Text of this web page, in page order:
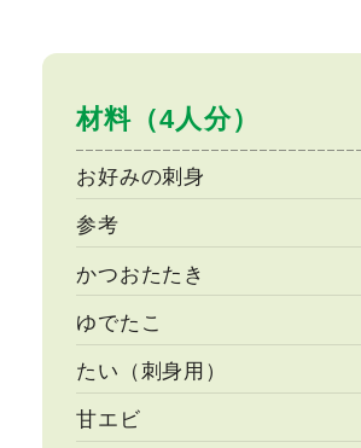
材料（4人分）
お好みの刺身
参考
かつおたたき
ゆでたこ
たい（刺身用）
甘エビ